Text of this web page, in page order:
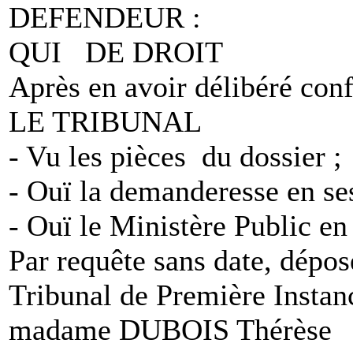
DEFENDEUR :
QUI DE DROIT
Après en avoir délibéré
LE TRIBUNAL
- Vu les pièces du dossier ;
- Ouï la demanderesse en
- Ouï le Ministère Public
Par requête sans date,
Tribunal de Première
madame DUBOIS